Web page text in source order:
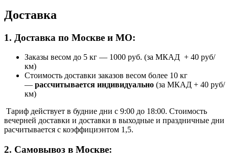
Доставка
1. Доставка по Москве и МО:
Заказы весом до 5 кг — 1000 руб. (за МКАД + 40 руб/
км)
Стоимость доставки заказов весом более 10 кг
— рассчитывается индивидуально (за МКАД + 40 руб/
км)
Тариф действует в будние дни с 9:00 до 18:00. Стоимость
вечерней доставки и доставки в выходные и праздничные дни
расчитывается с коэффициэнтом 1,5.
2. Самовывоз в Москве: